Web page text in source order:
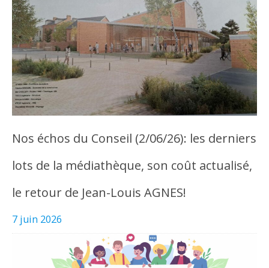
Nos échos du Conseil (2/06/26): les derniers
lots de la médiathèque, son coût actualisé,
le retour de Jean-Louis AGNES!
7 juin 2026